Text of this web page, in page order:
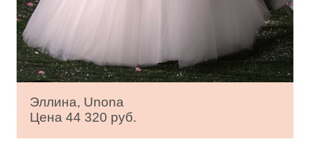
Эллина, Unona
Цена 44 320 руб.